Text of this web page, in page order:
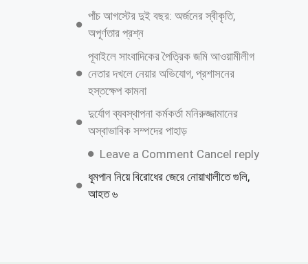
শাহজাদপুরে সংবাদ সংগ্রহকালে ‘সবুজ বাংলাদেশ
পত্রিকার সাংবাদিকের মোবাইল ছিনতাই ও
প্রাণনাশের হুমকি
জুলাই গণঅভ্যুত্থান দিবস উপলক্ষে কাশিয়ানীতে
র‍্যালি ও আলোচনা সভা অনুষ্ঠিত
উত্তরায় বেনামি ক্লাবের রফিকের জমজমাট জুয়ার
আসর, যথারীতি নিরব প্রশাসন
পুনরায় চেয়ারম্যান হিসেবে দেখতে চায় এলাকাবাসী